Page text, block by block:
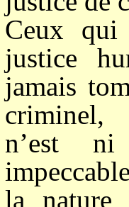
Ceux
justice
jamais
criminel,
n’est
la nature